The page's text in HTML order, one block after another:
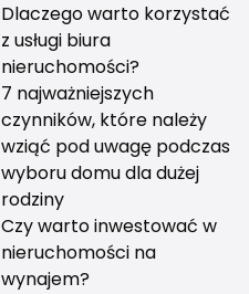
Dlaczego warto korzystać
z usługi biura
nieruchomości?
7 najważniejszych
czynników, które należy
wziąć pod uwagę podczas
wyboru domu dla dużej
rodziny
Czy warto inwestować w
nieruchomości na
wynajem?